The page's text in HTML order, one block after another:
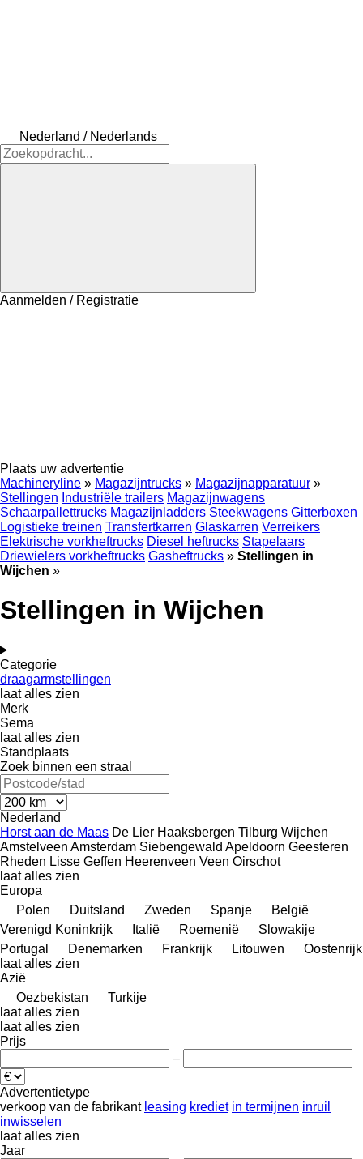
Nederland / Nederlands
Aanmelden / Registratie
Plaats uw advertentie
Machineryline » Magazijntrucks » Magazijnapparatuur »
Stellingen Industriële trailers Magazijnwagens
Schaarpallettrucks Magazijnladders Steekwagens Gitterboxen
Logistieke treinen Transfertkarren Glaskarren Verreikers
Elektrische vorkheftrucks Diesel heftrucks Stapelaars
Driewielers vorkheftrucks Gasheftrucks » Stellingen in
Wijchen »
Stellingen in Wijchen
Categorie
draagarmstellingen
laat alles zien
Merk
Sema
laat alles zien
Standplaats
Zoek binnen een straal
Nederland
Horst aan de Maas De Lier Haaksbergen Tilburg Wijchen
Amstelveen Amsterdam Siebengewald Apeldoorn Geesteren
Rheden Lisse Geffen Heerenveen Veen Oirschot
laat alles zien
Europa
Polen
Duitsland Zweden Spanje
België
Verenigd Koninkrijk
Italië Roemenië
Slowakije
Portugal
Denemarken Frankrijk Litouwen
Oostenrijk
laat alles zien
Azië
Oezbekistan
Turkije
laat alles zien
laat alles zien
Prijs
–
Advertentietype
verkoop van de fabrikant leasing krediet in termijnen inruil
inwisselen
laat alles zien
Jaar